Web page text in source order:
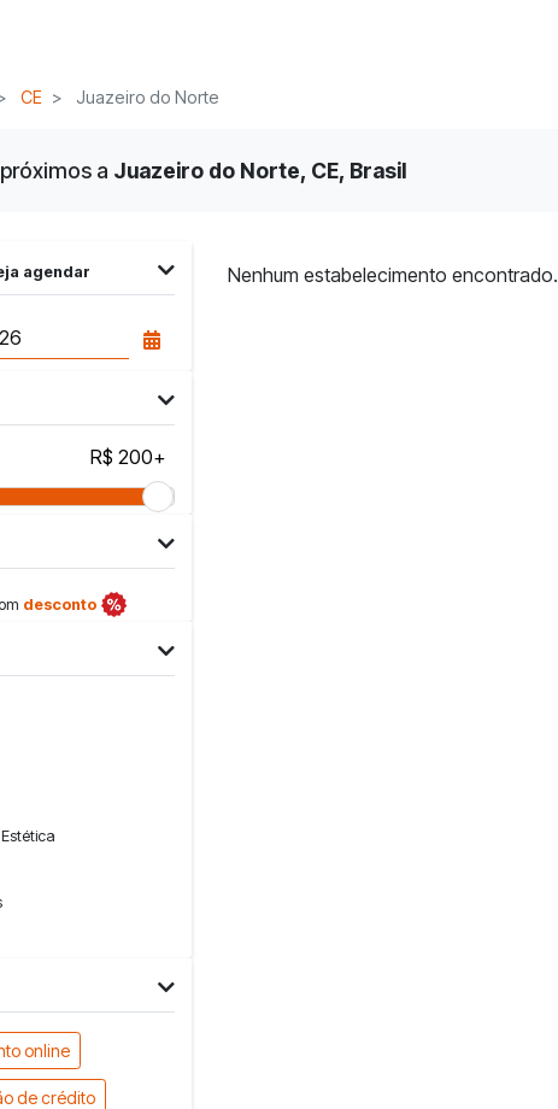
CE Juazeiro do Norte
a Juazeiro do Norte, CE, Brasil
agendar
R$ 200+
desconto
online
de crédito
Nenhum estabelecimento encontrado.